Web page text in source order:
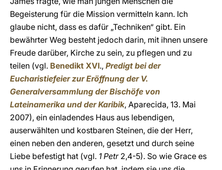
Begeisterung für die Mission vermitteln kann. Ich
glaube nicht, dass es dafür „Techniken“ gibt. Ein
bewährter Weg besteht jedoch darin, mit ihnen unsere
Freude darüber, Kirche zu sein, zu pflegen und zu
teilen (vgl. Benedikt XVI., Predigt bei der
Eucharistiefeier zur Eröffnung der V.
Generalversammlung der Bischöfe von
Lateinamerika und der Karibik, Aparecida, 13. Mai
2007), ein einladendes Haus aus lebendigen,
auserwählten und kostbaren Steinen, die der Herr,
einen neben den anderen, gesetzt und durch seine
Liebe befestigt hat (vgl. 1 Petr 2,4-5). So wie Grace es